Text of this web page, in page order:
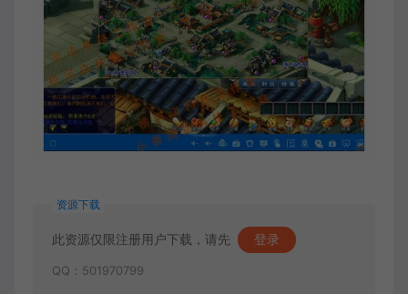
资源下载
此资源仅限注册用户下载，请先 登录
QQ：501970799